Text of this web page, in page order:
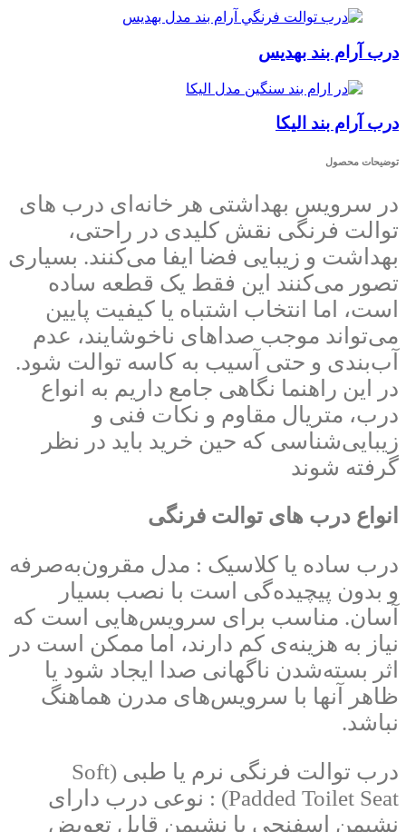
درب آرام بند بهدیس
درب آرام بند الیکا
توضیحات محصول
در سرویس بهداشتی هر خانه‌ای درب های
توالت فرنگی نقش کلیدی در راحتی،
بهداشت و زیبایی فضا ایفا می‌کنند. بسیاری
تصور می‌کنند این فقط یک قطعه ساده
است، اما انتخاب اشتباه یا کیفیت پایین
می‌تواند موجب صداهای ناخوشایند، عدم
آب‌بندی و حتی آسیب به کاسه توالت شود.
در این راهنما نگاهی جامع داریم به انواع
درب، متریال مقاوم و نکات فنی و
زیبایی‌شناسی که حین خرید باید در نظر
گرفته شوند
انواع درب های توالت فرنگی
درب ساده یا کلاسیک : مدل مقرون‌به‌صرفه
و بدون پیچیده‌گی است با نصب بسیار
آسان. مناسب برای سرویس‌هایی است که
نیاز به هزینه‌ی کم دارند، اما ممکن است در
اثر بسته‌شدن ناگهانی صدا ایجاد شود یا
ظاهر آنها با سرویس‌های مدرن هماهنگ
نباشد.
درب توالت فرنگی نرم یا طبی (Soft
Padded Toilet Seat) : نوعی درب دارای
نشیمن اسفنجی یا نشیمن قابل تعویض